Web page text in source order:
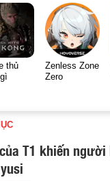
thủ
Zenless Zone
Zero
T1 khiến người